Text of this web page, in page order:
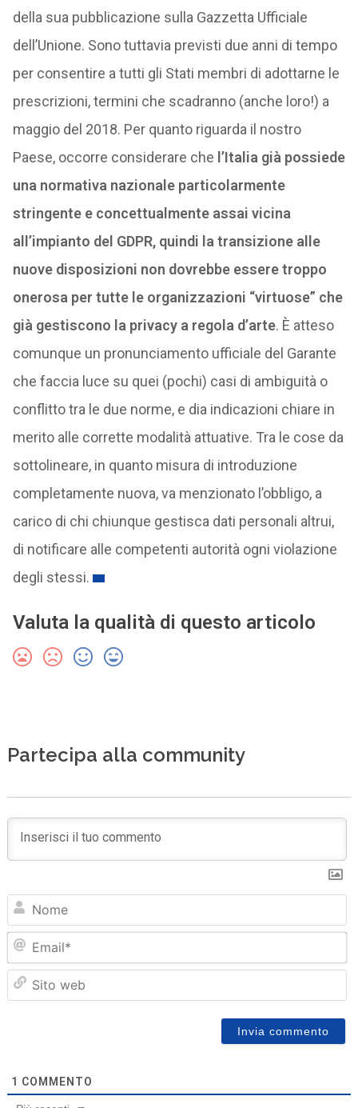
della sua pubblicazione sulla Gazzetta Ufficiale
dell’Unione. Sono tuttavia previsti due anni di tempo
per consentire a tutti gli Stati membri di adottarne le
prescrizioni, termini che scadranno (anche loro!) a
maggio del 2018. Per quanto riguarda il nostro
Paese, occorre considerare che l’Italia già possiede
una normativa nazionale particolarmente
stringente e concettualmente assai vicina
all’impianto del GDPR, quindi la transizione alle
nuove disposizioni non dovrebbe essere troppo
onerosa per tutte le organizzazioni “virtuose” che
già gestiscono la privacy a regola d’arte. È atteso
comunque un pronunciamento ufficiale del Garante
che faccia luce su quei (pochi) casi di ambiguità o
conflitto tra le due norme, e dia indicazioni chiare in
merito alle corrette modalità attuative. Tra le cose da
sottolineare, in quanto misura di introduzione
completamente nuova, va menzionato l’obbligo, a
carico di chi chiunque gestisca dati personali altrui,
di notificare alle competenti autorità ogni violazione
degli stessi.
Valuta la qualità di questo articolo
Partecipa alla community
1 COMMENTO